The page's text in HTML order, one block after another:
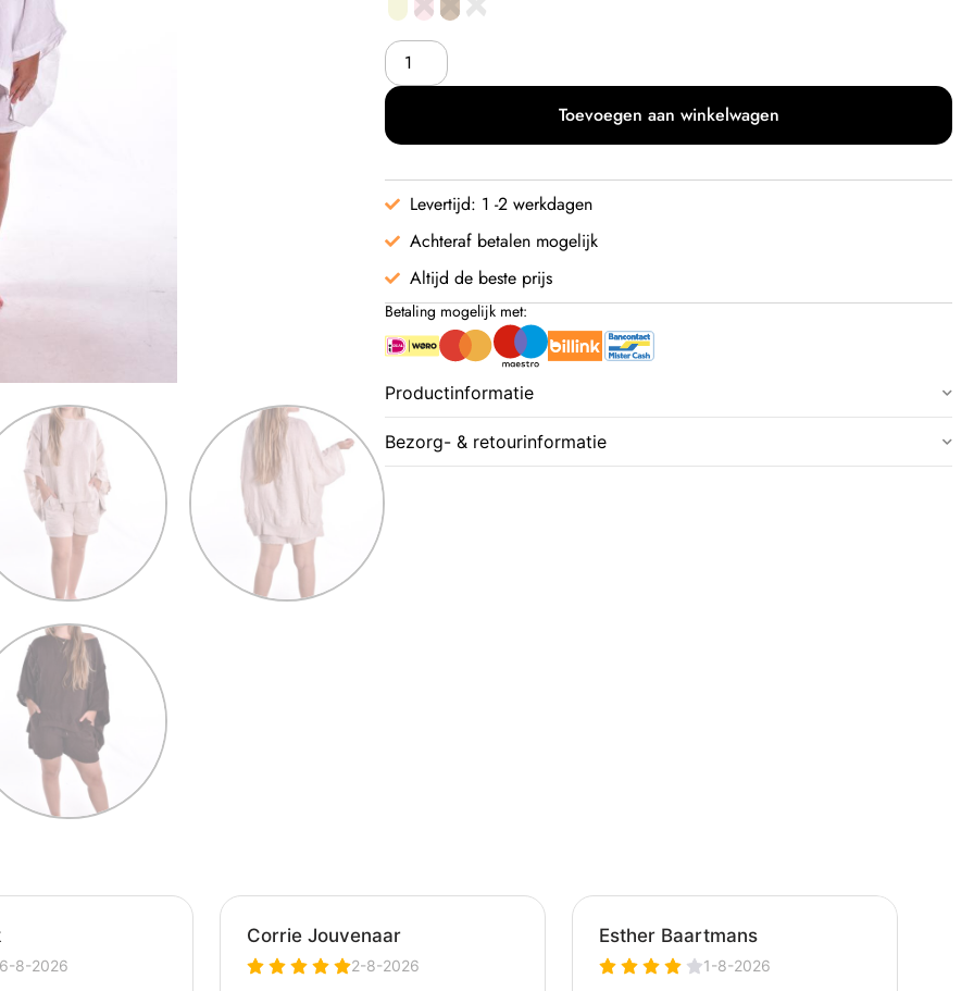
Toevoegen aan winkelwagen
Levertijd: 1 -2 werkdagen
Achteraf betalen mogelijk
Altijd de beste prijs
Betaling mogelijk met:
Productinformatie
Bezorg- & retourinformatie